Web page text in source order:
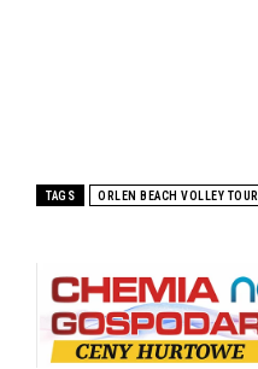
TAGS ORLEN BEACH VOLLEY TOUR